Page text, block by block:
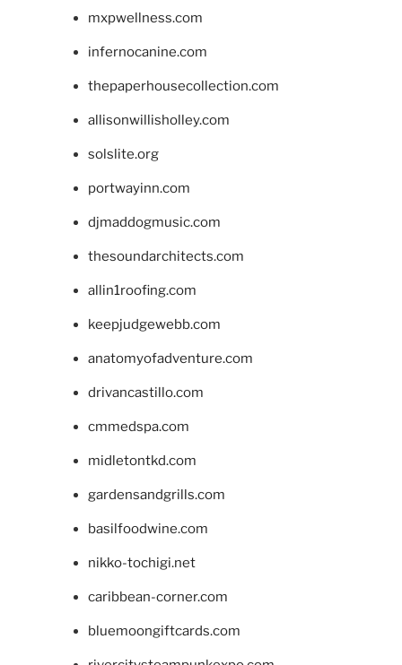
mxpwellness.com
infernocanine.com
thepaperhousecollection.com
allisonwillisholley.com
solslite.org
portwayinn.com
djmaddogmusic.com
thesoundarchitects.com
allin1roofing.com
keepjudgewebb.com
anatomyofadventure.com
drivancastillo.com
cmmedspa.com
midletontkd.com
gardensandgrills.com
basilfoodwine.com
nikko-tochigi.net
caribbean-corner.com
bluemoongiftcards.com